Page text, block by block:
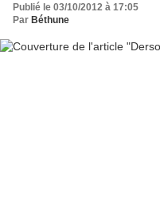
Publié le 03/10/2012 à 17:05
Par Béthune